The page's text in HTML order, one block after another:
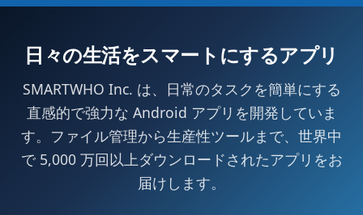
日々の生活をスマートにするアプリ
SMARTWHO Inc. は、日常のタスクを簡単にする
直感的で強力な Android アプリを開発していま
す。ファイル管理から生産性ツールまで、世界中
で 5,000 万回以上ダウンロードされたアプリをお
届けします。